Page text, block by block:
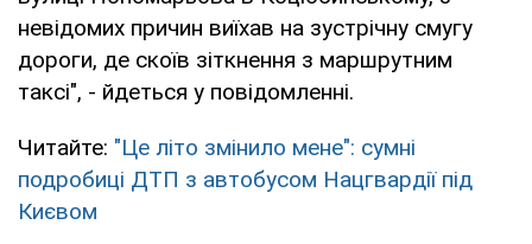
невідомих причин виїхав на зустрічну смугу
дороги, де скоїв зіткнення з маршрутним
таксі", - йдеться у повідомленні.
Читайте: "Це літо змінило мене": сумні
подробиці ДТП з автобусом Нацгвардії під
Києвом